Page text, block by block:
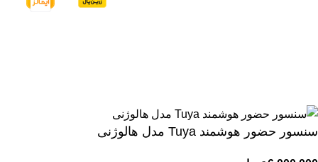
سنسور حضور هوشمند Tuya مدل هالوژنی